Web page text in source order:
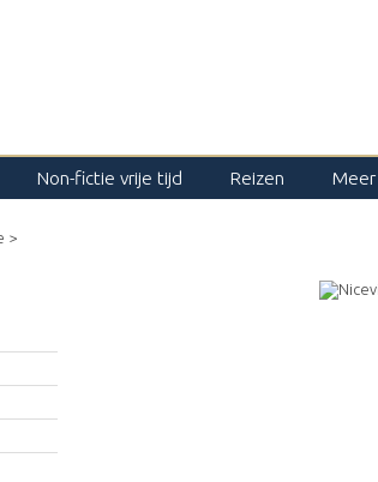
Non-fictie vrije tijd Reizen
>